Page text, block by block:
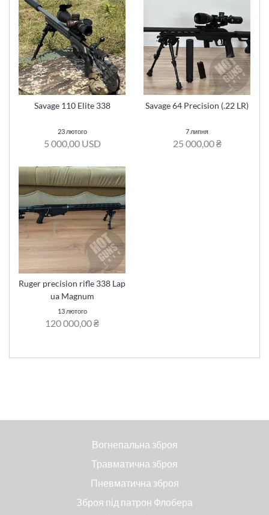
Savage 110 Elite 338
23 лютого
5 000,00 USD
Savage 64 Precision (.22 LR)
7 липня
25 000,00 ₴
Ruger precision rifle 338 Lap
ua Magnum
13 лютого
120 000,00 ₴
Вогнепальна зброя
Травматична зброя
Пневматична зброя
Зброя під патрон Флобера